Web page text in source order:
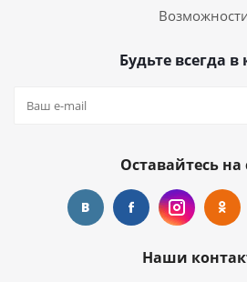
Будьте всегда в
Оставайтесь на
Наши